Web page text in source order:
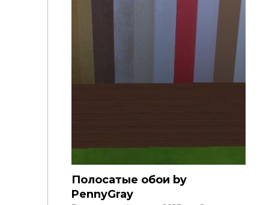
Полосатые обои by
PennyGray